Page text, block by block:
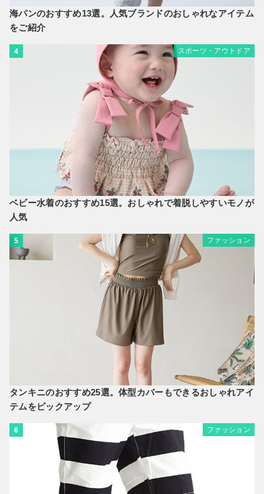
海パンのおすすめ13選。人気ブランドのおしゃれなアイテム
をご紹介
4 スポーツ・アウトドア
ベビー水着のおすすめ15選。おしゃれで着脱しやすいモノが
人気
5 ファッション
タンキニのおすすめ25選。体型カバーもできるおしゃれアイ
テムをピックアップ
6 ファッション